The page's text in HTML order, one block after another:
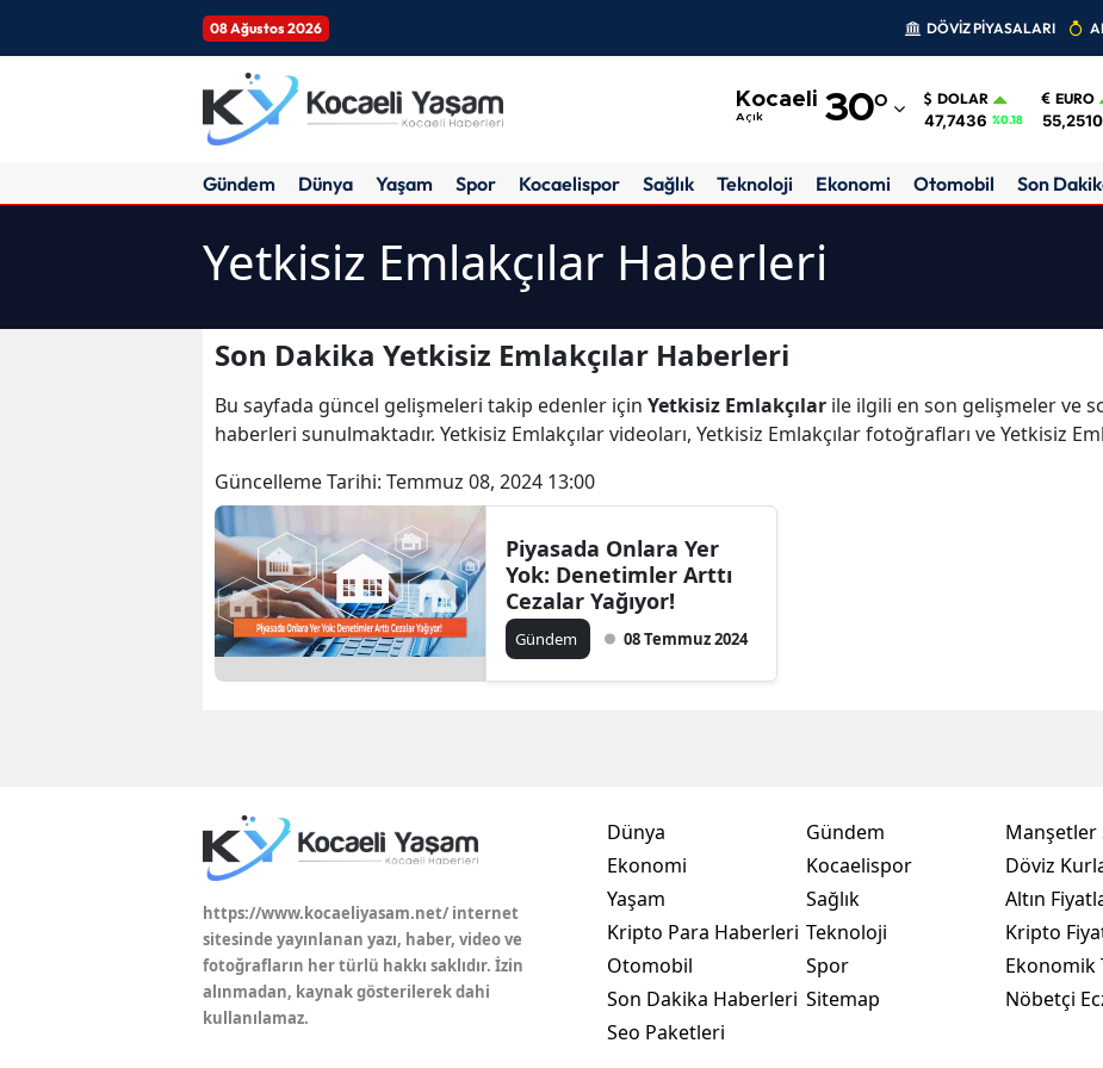
08 Ağustos 2026 DÖVİZ PİYASALARI
Kocaeli
Açık 30°
Adıyaman
Amasya
Antalya
Artvin
Balıkesir
Çanakkale
Çankırı
Denizli
DOLAR
47,7436 %0.18
EURO
55,2510
Gündem Dünya Yaşam Spor Kocaelispor Sağlık Teknoloji Ekonomi Otomobil Son
Yetkisiz Emlakçılar Haberleri
Son Dakika Yetkisiz Emlakçılar Haberleri
Bu sayfada güncel gelişmeleri takip edenler için Yetkisiz Emlakçılar ile ilgili en son gelişmeler ve
haberleri sunulmaktadır. Yetkisiz Emlakçılar videoları, Yetkisiz Emlakçılar fotoğrafları ve Yetkisiz
Güncelleme Tarihi: Temmuz 08, 2024 13:00
Piyasada Onlara Yer
Yok: Denetimler Arttı
Cezalar Yağıyor!
Gündem 08 Temmuz 2024
https://www.kocaeliyasam.net/ internet
sitesinde yayınlanan yazı, haber, video ve
fotoğrafların her türlü hakkı saklıdır. İzin
alınmadan, kaynak gösterilerek dahi
kullanılamaz.
Dünya
Ekonomi
Yaşam
Kripto Para Haberleri
Otomobil
Son Dakika Haberleri
Seo Paketleri
Gündem
Kocaelispor
Sağlık
Teknoloji
Spor
Sitemap
Manşetler
Döviz
Altın
Kripto
Ekonomik
Nöbetçi